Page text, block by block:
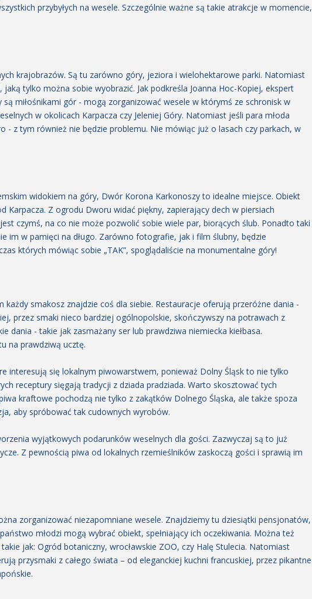
przybyłych na wesele. Szczególnie ważne są takie atrakcje w momencie,
krajobrazów. Są tu zarówno góry, jeziora i wielohektarowe parki. Natomiast
tylko można sobie wyobrazić. Jak podkreśla Joanna Hoc-Kopiej, ekspert
miłośnikami gór - mogą zorganizować wesele w którymś ze schronisk w
w okolicach Karpacza czy Jeleniej Góry. Natomiast jeśli para młoda
- z tym również nie będzie problemu. Nie mówiąc już o lasach czy parkach, w
widokiem na góry, Dwór Korona Karkonoszy to idealne miejsce. Obiekt
Karpacza. Z ogrodu Dworu widać piękny, zapierający dech w piersiach
czymś, na co nie może pozwolić sobie wiele par, biorących ślub. Ponadto taki
im w pamięci na długo. Zarówno fotografie, jak i film ślubny, będzie
których mówiąc sobie „TAK”, spoglądaliście na monumentalne góry!
smakosz znajdzie coś dla siebie. Restauracje oferują przeróżne dania -
przez smaki nieco bardziej ogólnopolskie, skończywszy na potrawach z
dania - takie jak zasmażany ser lub prawdziwa niemiecka kiełbasa.
na prawdziwą ucztę.
interesują się lokalnym piwowarstwem, ponieważ Dolny Śląsk to nie tylko
receptury sięgają tradycji z dziada pradziada. Warto skosztować tych
kraftowe pochodzą nie tylko z zakątków Dolnego Śląska, ale także spoza
aby spróbować tak cudownych wyrobów.
wyjątkowych podarunków weselnych dla gości. Zazwyczaj są to już
Z pewnością piwa od lokalnych rzemieślników zaskoczą gości i sprawią im
zorganizować niezapomniane wesele. Znajdziemy tu dziesiątki pensjonatów,
młodzi mogą wybrać obiekt, spełniający ich oczekiwania. Można też
jak: Ogród botaniczny, wrocławskie ZOO, czy Halę Stulecia. Natomiast
przysmaki z całego świata – od eleganckiej kuchni francuskiej, przez pikantne